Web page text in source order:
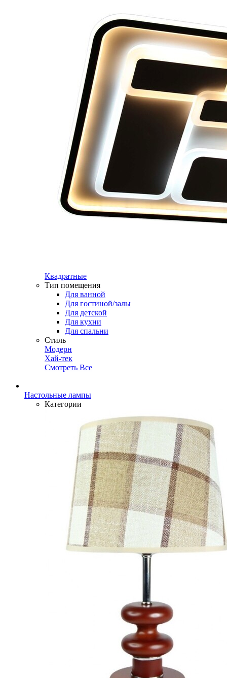
Квадратные
Тип помещения
Для ванной
Для гостиной/залы
Для детской
Для кухни
Для спальни
Стиль
Модерн
Хай-тек
Смотреть Все
Настольные лампы
Категории